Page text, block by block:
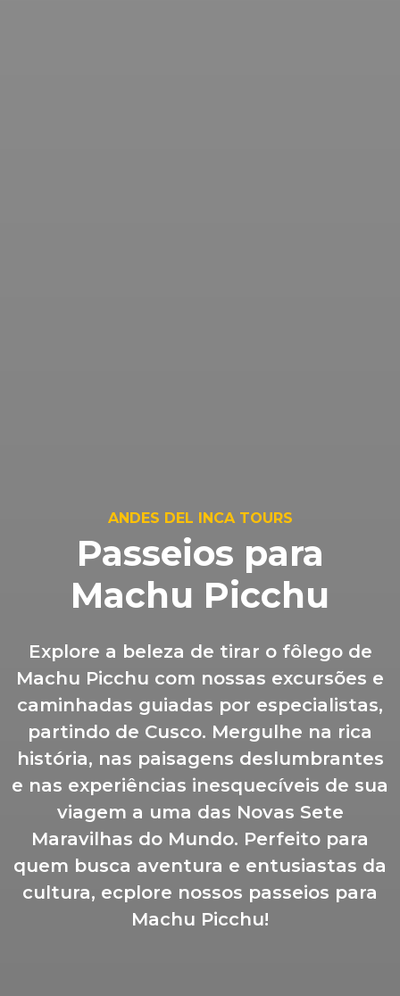
ANDES DEL INCA TOURS
Passeios para
Machu Picchu
Explore a beleza de tirar o fôlego de
Machu Picchu com nossas excursões e
caminhadas guiadas por especialistas,
partindo de Cusco. Mergulhe na rica
história, nas paisagens deslumbrantes
e nas experiências inesquecíveis de sua
viagem a uma das Novas Sete
Maravilhas do Mundo. Perfeito para
quem busca aventura e entusiastas da
cultura, ecplore nossos passeios para
Machu Picchu!